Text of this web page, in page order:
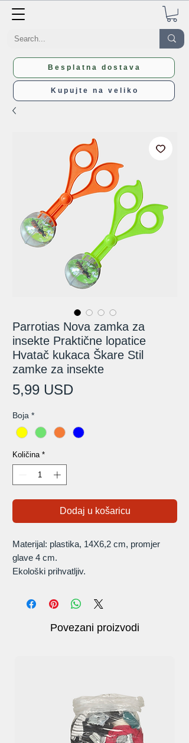
Besplatna dostava
Kupujte na veliko
Parrotias Nova zamka za
insekte Praktične lopatice
Hvatač kukaca Škare Stil
zamke za insekte
5,99 USDCijena
Boja *
Količina *
Dodaj u košaricu
Materijal: plastika, 14X6,2 cm, promjer
glave 4 cm.
Ekološki prihvatljiv.
Povezani proizvodi